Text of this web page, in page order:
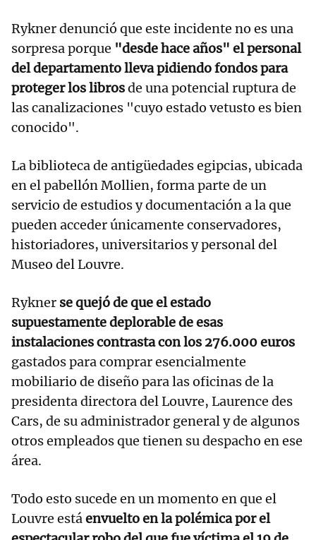
Rykner denunció que este incidente no es una
sorpresa porque "desde hace años" el personal
del departamento lleva pidiendo fondos para
proteger los librosde una potencial ruptura de
las canalizaciones "cuyo estado vetusto es bien
conocido".
La biblioteca de antigüedades egipcias, ubicada
en el pabellón Mollien, forma parte de un
servicio de estudios y documentación a la que
pueden acceder únicamente conservadores,
historiadores, universitarios y personal del
Museo del Louvre.
Rykner se quejó de que el estado
supuestamente deplorable de esas
instalaciones contrasta con los 276.000 euros
gastados para comprar esencialmente
mobiliario de diseño para las oficinas de la
presidenta directora del Louvre, Laurence des
Cars, de su administrador general y de algunos
otros empleados que tienen su despacho en ese
área.
Todo esto sucede en un momento en que el
Louvre estáenvuelto en la polémica por el